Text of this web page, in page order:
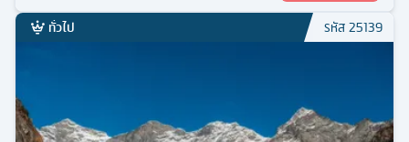
ทั่วไป รหัส25139